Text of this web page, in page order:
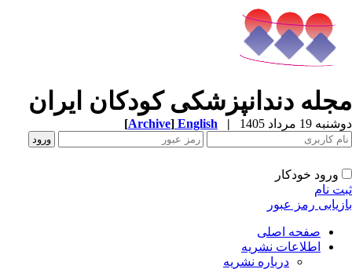
دندانپزشکی کودکان ایران
19 مرداد 1405 |
English
[Archive]
ورود خودکار
نام
رمز عبور
صفحه اصلی
اطلاعات نشریه
درباره نشریه